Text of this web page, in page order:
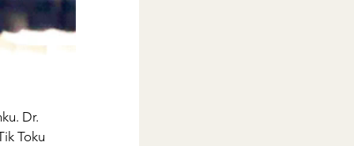
Dr.
Toku